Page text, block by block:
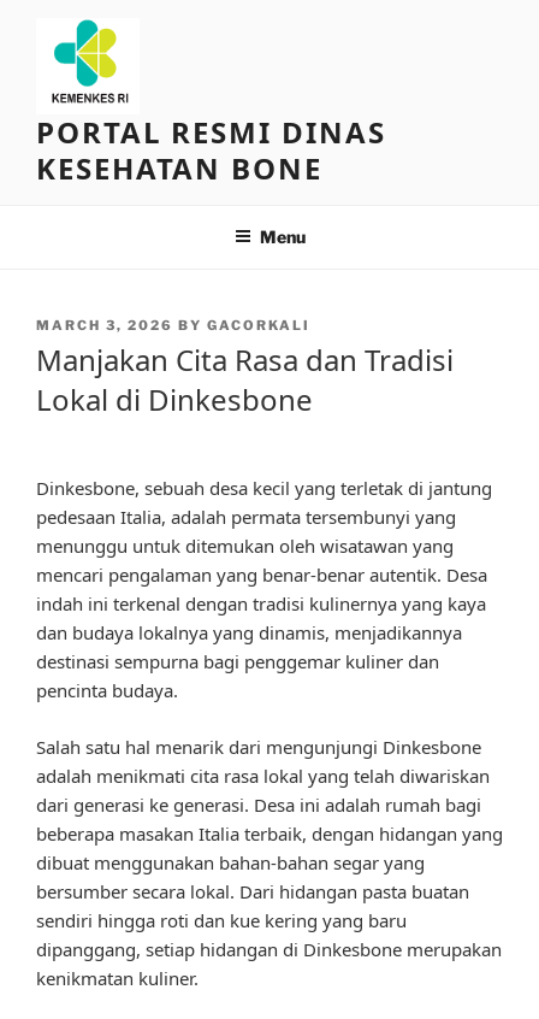
content
PORTAL RESMI DINAS
KESEHATAN BONE
Menu
POSTED
MARCH 3, 2026 BY GACORKALI
Manjakan Cita Rasa dan Tradisi
Lokal di Dinkesbone
Dinkesbone, sebuah desa kecil yang terletak di jantung
pedesaan Italia, adalah permata tersembunyi yang
menunggu untuk ditemukan oleh wisatawan yang
mencari pengalaman yang benar-benar autentik. Desa
indah ini terkenal dengan tradisi kulinernya yang kaya
dan budaya lokalnya yang dinamis, menjadikannya
destinasi sempurna bagi penggemar kuliner dan
pencinta budaya.
Salah satu hal menarik dari mengunjungi Dinkesbone
adalah menikmati cita rasa lokal yang telah diwariskan
dari generasi ke generasi. Desa ini adalah rumah bagi
beberapa masakan Italia terbaik, dengan hidangan yang
dibuat menggunakan bahan-bahan segar yang
bersumber secara lokal. Dari hidangan pasta buatan
sendiri hingga roti dan kue kering yang baru
dipanggang, setiap hidangan di Dinkesbone merupakan
kenikmatan kuliner.